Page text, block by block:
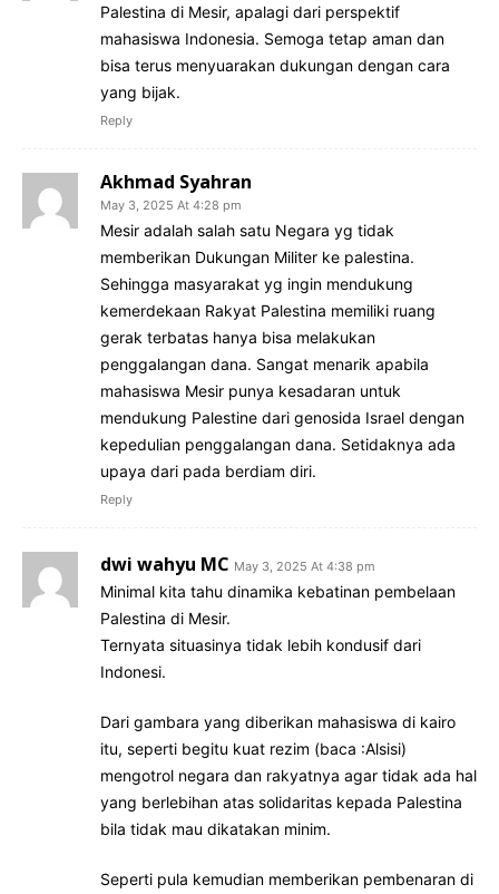
Palestina di Mesir, apalagi dari perspektif
mahasiswa Indonesia. Semoga tetap aman dan
bisa terus menyuarakan dukungan dengan cara
yang bijak.
Reply
Akhmad Syahran
May 3, 2025 At 4:28 pm
Mesir adalah salah satu Negara yg tidak
memberikan Dukungan Militer ke palestina.
Sehingga masyarakat yg ingin mendukung
kemerdekaan Rakyat Palestina memiliki ruang
gerak terbatas hanya bisa melakukan
penggalangan dana. Sangat menarik apabila
mahasiswa Mesir punya kesadaran untuk
mendukung Palestine dari genosida Israel dengan
kepedulian penggalangan dana. Setidaknya ada
upaya dari pada berdiam diri.
Reply
dwi wahyu MC May 3, 2025 At 4:38 pm
Minimal kita tahu dinamika kebatinan pembelaan
Palestina di Mesir.
Ternyata situasinya tidak lebih kondusif dari
Indonesi.
Dari gambara yang diberikan mahasiswa di kairo
itu, seperti begitu kuat rezim (baca :Alsisi)
mengotrol negara dan rakyatnya agar tidak ada hal
yang berlebihan atas solidaritas kepada Palestina
bila tidak mau dikatakan minim.
Seperti pula kemudian memberikan pembenaran di